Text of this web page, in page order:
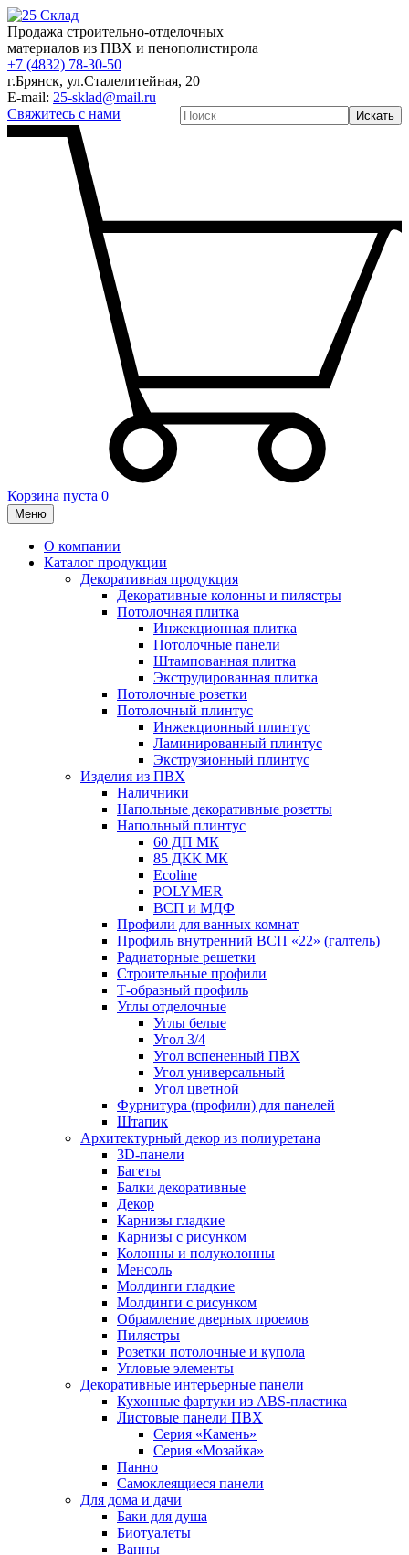
Продажа строительно-отделочных
материалов из ПВХ и пенополистирола
+7 (4832) 78-30-50
г.Брянск, ул.Сталелитейная, 20
E-mail: 25-sklad@mail.ru
Свяжитесь с нами
Искать
Корзина пуста 0
Меню
О компании
Каталог продукции
Декоративная продукция
Декоративные колонны и пилястры
Потолочная плитка
Инжекционная плитка
Потолочные панели
Штампованная плитка
Экструдированная плитка
Потолочные розетки
Потолочный плинтус
Инжекционный плинтус
Ламинированный плинтус
Экструзионный плинтус
Изделия из ПВХ
Наличники
Напольные декоративные розетты
Напольный плинтус
60 ДП МК
85 ДКК МК
Ecoline
POLYMER
ВСП и МДФ
Профили для ванных комнат
Профиль внутренний ВСП «22» (галтель)
Радиаторные решетки
Строительные профили
Т-образный профиль
Углы отделочные
Углы белые
Угол 3/4
Угол вспененный ПВХ
Угол универсальный
Угол цветной
Фурнитура (профили) для панелей
Штапик
Архитектурный декор из полиуретана
3D-панели
Багеты
Балки декоративные
Декор
Карнизы гладкие
Карнизы с рисунком
Колонны и полуколонны
Менсоль
Молдинги гладкие
Молдинги с рисунком
Обрамление дверных проемов
Пилястры
Розетки потолочные и купола
Угловые элементы
Декоративные интерьерные панели
Кухонные фартуки из ABS-пластика
Листовые панели ПВХ
Серия «Камень»
Серия «Мозайка»
Панно
Самоклеящиеся панели
Для дома и дачи
Баки для душа
Биотуалеты
Ванны